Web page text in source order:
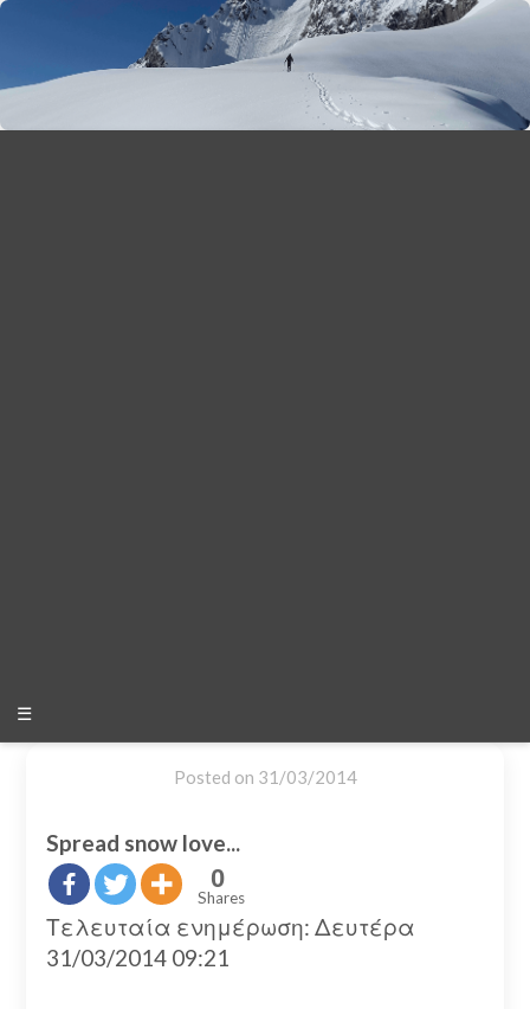
☰
Posted on 31/03/2014
Spread snow love...
0
Shares
Τελευταία ενημέρωση: Δευτέρα
31/03/2014 09:21